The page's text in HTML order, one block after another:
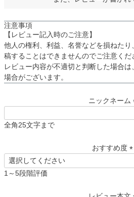
注意事項
【レビュー記入時のご注意】
他人の権利、利益、名誉などを損ねた
稿することはできませんのでご注意くだ
レビュー内容が不適切と判断した場合
場合がございます。
ニックネーム
全角25文字まで
おすすめ度
)
1～5段階評価